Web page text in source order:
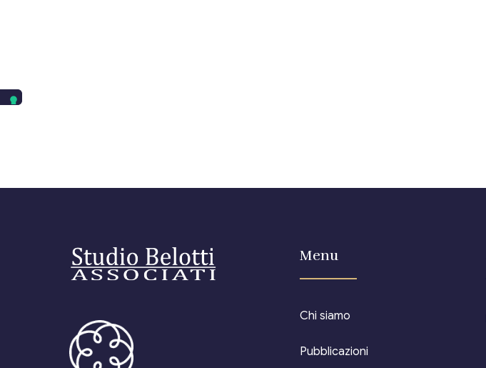
Menu
Chi siamo
Pubblicazioni